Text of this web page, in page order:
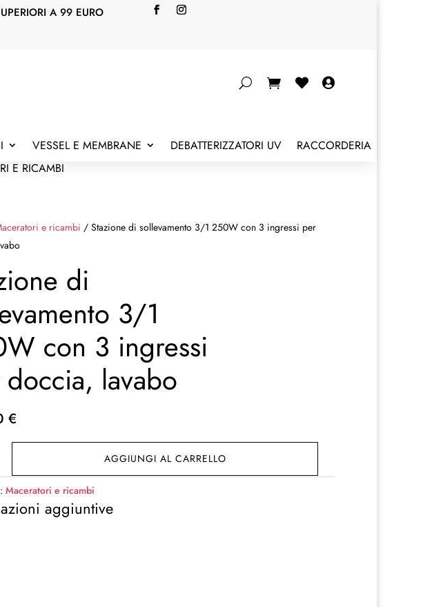
A 99 EURO
 
VESSEL E MEMBRANE DEBATTERIZZATORI UV
RACCORDERIA
E RICAMBI
e ricambi / Stazione di sollevamento 3/1 250W con 3 ingressi per
di
3/1
con 3 ingressi
lavabo
€
AGGIUNGI AL CARRELLO
Maceratori e ricambi
aggiuntive